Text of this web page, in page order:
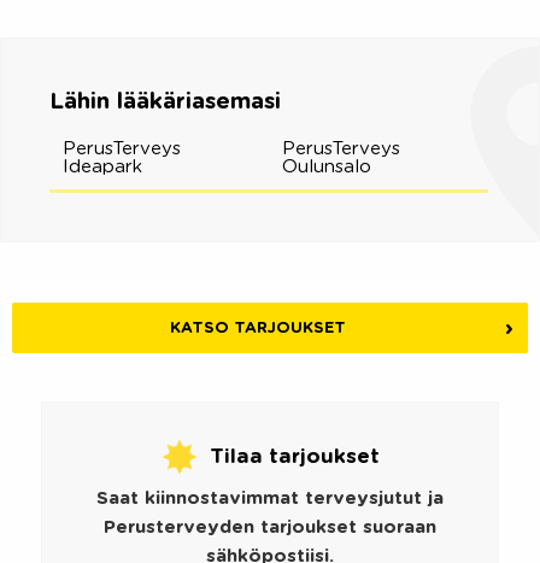
Lähin lääkäriasemasi
PerusTerveys
Ideapark
PerusTerveys
Oulunsalo
KATSO TARJOUKSET
Tilaa tarjoukset
Saat kiinnostavimmat terveysjutut ja
Perusterveyden tarjoukset suoraan
sähköpostiisi.